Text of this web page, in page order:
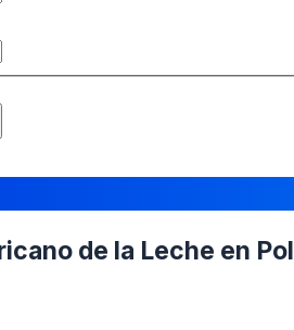
de la Leche en